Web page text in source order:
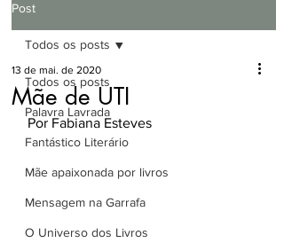
Post
Todos os posts
Palavra Lavrada
Fantástico Literário
Mãe apaixonada por livros
Mensagem na Garrafa
O Universo dos Livros
Todos os posts
Mãe de UTI
13 de mai. de 2020
Por Fabiana Esteves